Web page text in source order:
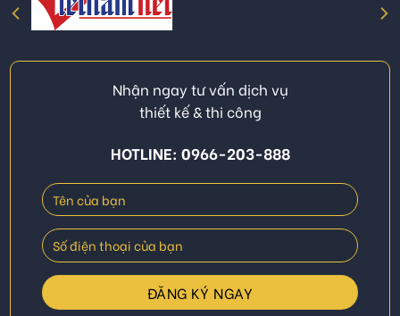
Nhận ngay tư vấn dịch vụ
thiết kế & thi công
HOTLINE: 0966-203-888